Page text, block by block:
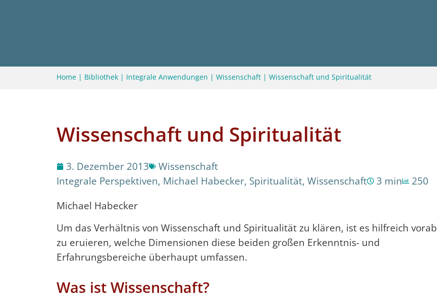
Home | Bibliothek | Integrale Anwendungen | Wissenschaft | Wissenschaft und Spiritualität
Wissenschaft und Spiritualität
3. Dezember 2013
Wissenschaft
Integrale Perspektiven, Michael Habecker, Spiritualität, Wissenschaft 3 min
250
Michael Habecker
Um das Verhältnis von Wissenschaft und Spiritualität zu klären, ist es hilfreich vorab
zu eruieren, welche Dimensionen diese beiden großen Erkenntnis- und
Erfahrungsbereiche überhaupt umfassen.
Was ist Wissenschaft?